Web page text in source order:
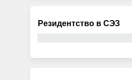
Резидентство в СЭЗ